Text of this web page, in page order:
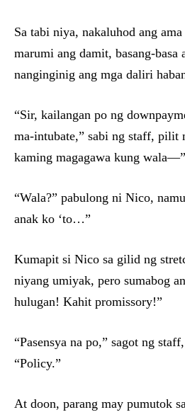
Sa tabi niya, nakaluhod ang
marumi ang damit, basang-basa
nanginginig ang mga daliri
“Sir, kailangan po ng
ma-intubate,” sabi ng staff, pilit
kaming magagawa kung wala—”
“Wala?” pabulong ni Nico,
anak ko ‘to…”
Kumapit si Nico sa gilid ng
niyang umiyak, pero sumabog
hulugan! Kahit promissory!”
“Pasensya na po,” sagot ng
“Policy.”
At doon, parang may pumutok